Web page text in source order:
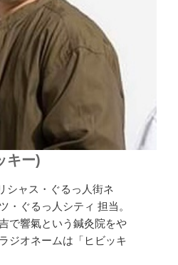
キー)
シャス・ぐるっ人街ネ
・ぐるっ人シティ 担当。
で響氣という鍼灸院をや
ジオネームは「ヒビッキ